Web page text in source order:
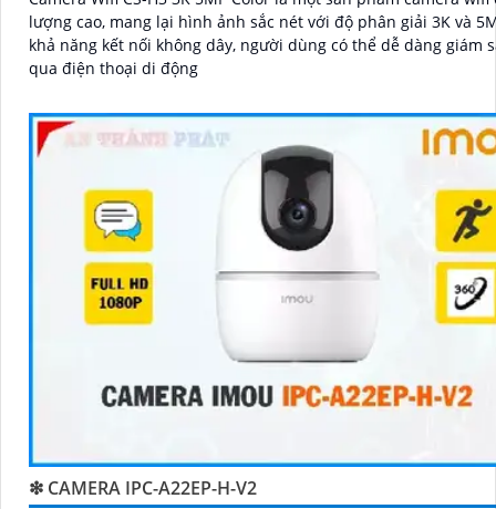
lượng cao, mang lại hình ảnh sắc nét với độ phân giải 3K và 5MP.
khả năng kết nối không dây, người dùng có thể dễ dàng giám
qua điện thoại di động
❇ CAMERA IPC-A22EP-H-V2